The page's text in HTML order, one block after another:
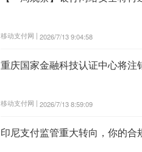
移动支付网 | 2026/7/13 9:04:58
重庆国家金融科技认证中心将注
移动支付网 | 2026/7/13 8:59:09
印尼支付监管重大转向，你的合